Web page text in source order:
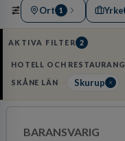
Ort 1 Yrke
AKTIVA FILTER 2
HOTELL OCH RESTAURANG
SKÅNE LÄN Skurup
BARANSVARIG